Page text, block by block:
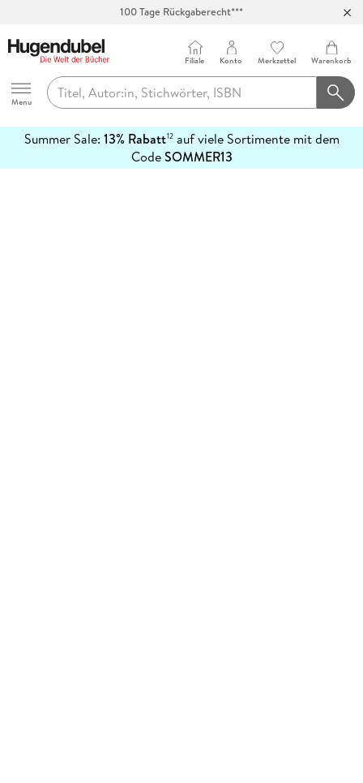
100 Tage Rückgaberecht***
Hugendubel
Menu
Filiale Konto Merkzettel Warenkorb
Summer Sale: 13% Rabatt12auf viele Sortimente mit dem
CodeSOMMER13
erfahren